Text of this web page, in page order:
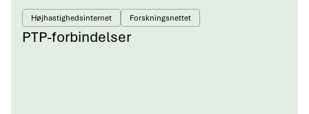
Højhastighedsinternet Forskningsnettet
PTP-forbindelser